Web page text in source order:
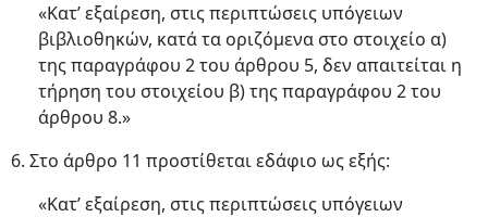
«Κατ’ εξαίρεση, στις περιπτώσεις υπόγειων
βιβλιοθηκών, κατά τα οριζόμενα στο στοιχείο α)
της παραγράφου 2 του άρθρου 5, δεν απαιτείται η
τήρηση του στοιχείου β) της παραγράφου 2 του
άρθρου 8.»
6. Στο άρθρο 11 προστίθεται εδάφιο ως εξής:
«Κατ’ εξαίρεση, στις περιπτώσεις υπόγειων